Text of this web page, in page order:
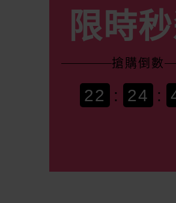
限時
搶購倒數
22 : 24 :